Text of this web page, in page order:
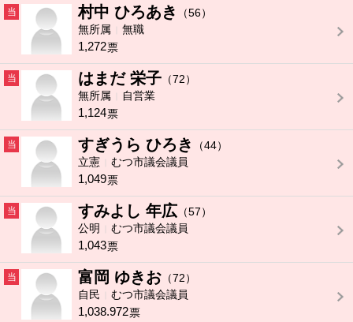
当 村中 ひろあき
（56）
無所属
無職
1,272票
当 はまだ 栄子 （72）
無所属
自営業
1,124票
当 すぎうら ひろき
（44）
立憲
むつ市議会議員
1,049票
当 すみよし 年広 （57）
公明
むつ市議会議員
1,043票
当 富岡 ゆきお （72）
自民
むつ市議会議員
1,038.972票